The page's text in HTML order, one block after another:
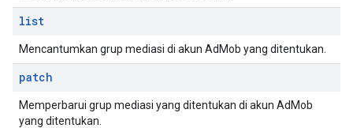
list
Mencantumkan grup mediasi di akun AdMob yang ditentukan.
patch
Memperbarui grup mediasi yang ditentukan di akun AdMob
yang ditentukan.